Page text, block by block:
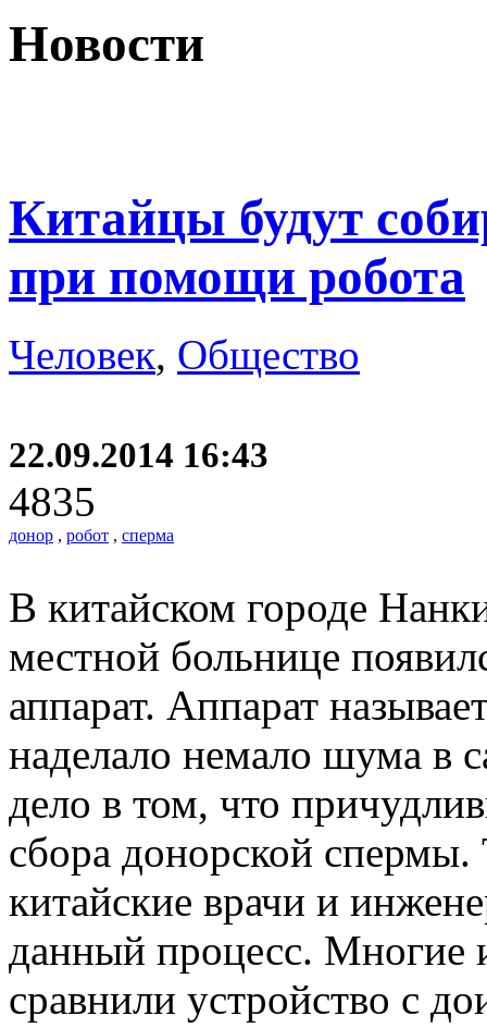
Новости
Китайцы будут
при помощи робота
Человек, Общество
22.09.2014 16:43
4835
донор , робот , сперма
В китайском городе
местной больнице
аппарат. Аппарат
наделало немало шума в
дело в том, что
сбора донорской
китайские врачи и
данный процесс. Многие
сравнили устройство с